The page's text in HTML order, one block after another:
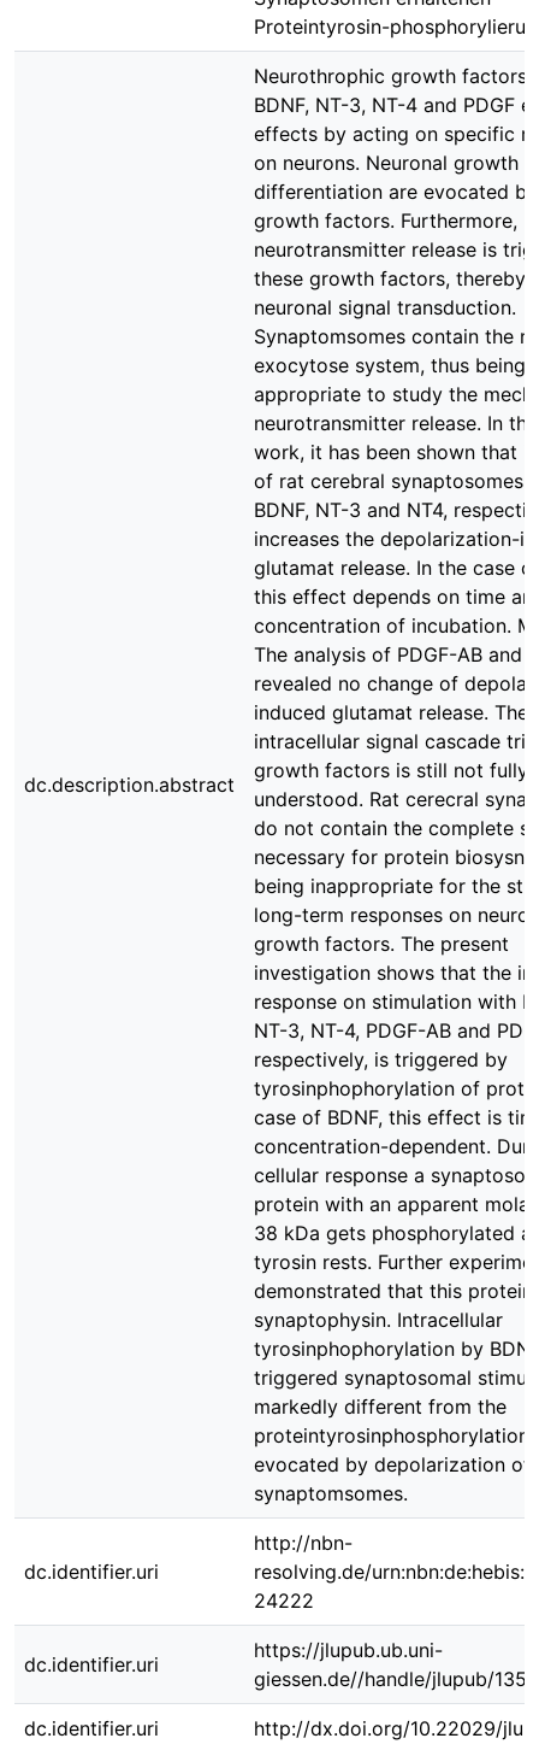
Proteintyrosin-
dc.description.abstract
Neurothrophic growth factors
BDNF, NT-3, NT-4 and PDGF
effects by acting on specific
on neurons. Neuronal growth
differentiation are evocated
growth factors. Furthermore,
neurotransmitter release is
these growth factors, thereby
neuronal signal transduction.
Synaptomsomes contain the
exocytose system, thus being
appropriate to study the
neurotransmitter release. In
work, it has been shown that
of rat cerebral synaptosomes
BDNF, NT-3 and NT4,
increases the depolarization-
glutamat release. In the case
this effect depends on time
concentration of incubation.
The analysis of PDGF-AB and -
revealed no change of
induced glutamat release. The
intracellular signal cascade
growth factors is still not fully
understood. Rat cerecral
do not contain the complete
necessary for protein
being inappropriate for the
long-term responses on
growth factors. The present
investigation shows that the
response on stimulation with
NT-3, NT-4, PDGF-AB and
respectively, is triggered by
tyrosinphophorylation of
case of BDNF, this effect is
concentration-dependent.
cellular response a
protein with an apparent
38 kDa gets phosphorylated
tyrosin rests. Further
demonstrated that this protein
synaptophysin. Intracellular
tyrosinphophorylation by
triggered synaptosomal
markedly different from the
proteintyrosinphosphorylation
evocated by depolarization of
synaptomsomes.
dc.identifier.uri
http://nbn-
resolving.de/
24222
dc.identifier.uri
https://jlupub.ub.uni-
giessen.de//handle/jlupub/
dc.identifier.uri http://dx.doi.org/10.22029/